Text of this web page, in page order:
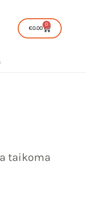
€0.00
0
Cart
taikoma